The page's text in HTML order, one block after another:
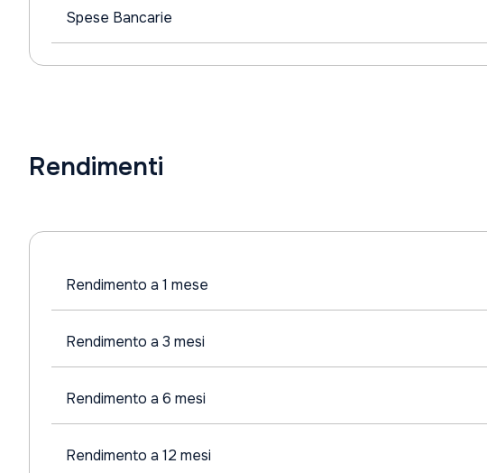
Spese Bancarie
Rendimenti
Rendimento a 1 mese
Rendimento a 3 mesi
Rendimento a 6 mesi
Rendimento a 12 mesi